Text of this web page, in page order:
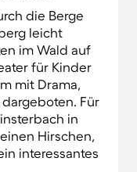
die Berge
leicht
im Wald auf
für Kinder
mit Drama,
Für
in
Hirschen,
interessantes